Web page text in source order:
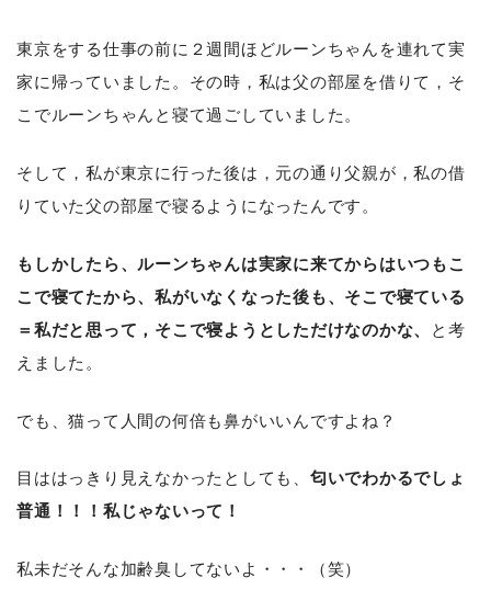
東京をする仕事の前に２週間ほどルーンちゃんを連れて実
家に帰っていました。その時，私は父の部屋を借りて，そ
こでルーンちゃんと寝て過ごしていました。
そして，私が東京に行った後は，元の通り父親が，私の借
りていた父の部屋で寝るようになったんです。
もしかしたら、ルーンちゃんは実家に来てからはいつもこ
こで寝てたから、私がいなくなった後も、そこで寝ている
＝私だと思って，そこで寝ようとしただけなのかな、
と考
えました。
でも、猫って人間の何倍も鼻がいいんですよね？
目ははっきり見えなかったとしても、 匂いでわかるでしょ
普通！！！私じゃないって！
私未だそんな加齢臭してないよ・・・（笑）